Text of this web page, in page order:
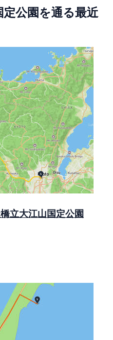
公園を通る最近
立大江山国定公園